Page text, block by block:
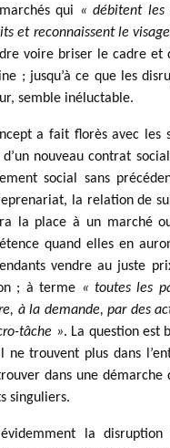
qui « débitent les
et reconnaissent le
voire briser le cadre et
; jusqu’à ce que les
semble inéluctable.
a fait florès avec les
d’un nouveau contrat
social sans
la relation de
la place à un marché
quand elles en
vendre au juste
; à terme « toutes les
à la demande, par des
tâche ». La question est
ne trouvent plus dans
dans une démarche
singuliers.
la